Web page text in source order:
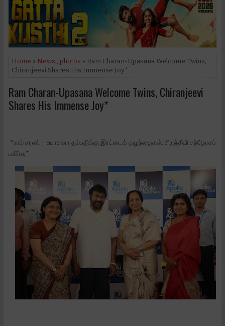
Home » News photos » Ram Charan-Upasana Welcome Twins,
Chiranjeevi Shares His Immense Joy*
Ram Charan-Upasana Welcome Twins, Chiranjeevi
Shares His Immense Joy*
*ராம் சரண் – உபாசனா தம்பதிக்கு இரட்டைக் குழந்தைகள்; சிரஞ்சீவி சந்தோசப்
பகிர்வு*